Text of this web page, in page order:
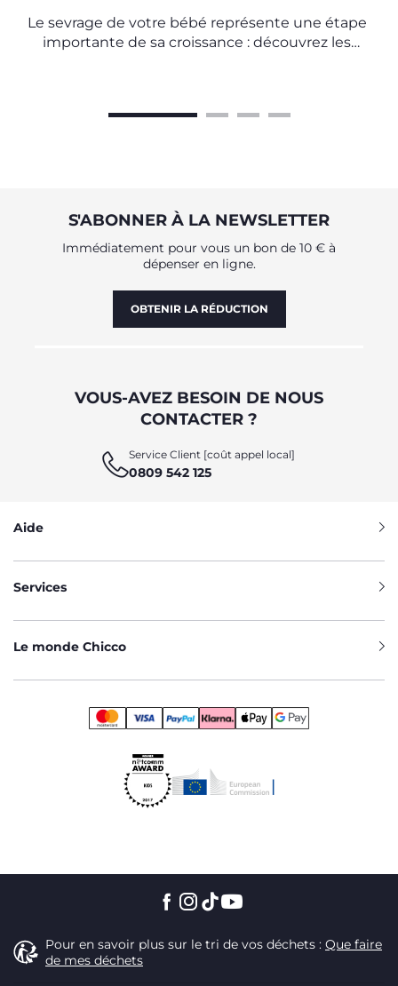
Le sevrage de votre bébé représente une étape
importante de sa croissance : découvrez les
S'ABONNER À LA NEWSLETTER
Immédiatement pour vous un bon de 10 € à
dépenser en ligne.
OBTENIR LA RÉDUCTION
VOUS-AVEZ BESOIN DE NOUS
CONTACTER ?
Service Client [coût appel local]
0809 542 125
Aide
Services
Le monde Chicco
Pour en savoir plus sur le tri de vos déchets : Que faire
de mes déchets